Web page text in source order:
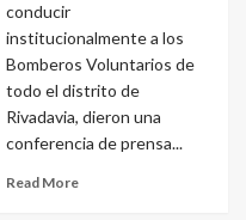
conducir
institucionalmente a los
Bomberos Voluntarios de
todo el distrito de
Rivadavia, dieron una
conferencia de prensa...
Read More